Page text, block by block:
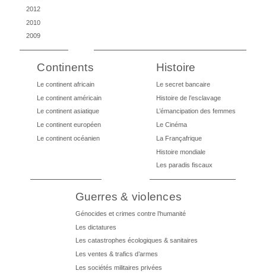
2012
2010
2009
Continents
Le continent africain
Le continent américain
Le continent asiatique
Le continent européen
Le continent océanien
Histoire
Le secret bancaire
Histoire de l’esclavage
L’émancipation des femmes
Le Cinéma
La Françafrique
Histoire mondiale
Les paradis fiscaux
Guerres & violences
Génocides et crimes contre l’humanité
Les dictatures
Les catastrophes écologiques & sanitaires
Les ventes & trafics d’armes
Les sociétés militaires privées